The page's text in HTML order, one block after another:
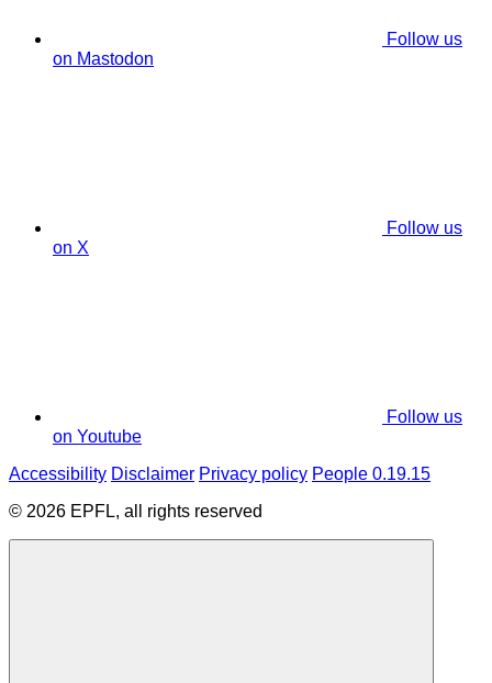
Follow us
on Mastodon
Follow us
on X
Follow us
on Youtube
Accessibility Disclaimer Privacy policy People 0.19.15
© 2026 EPFL, all rights reserved